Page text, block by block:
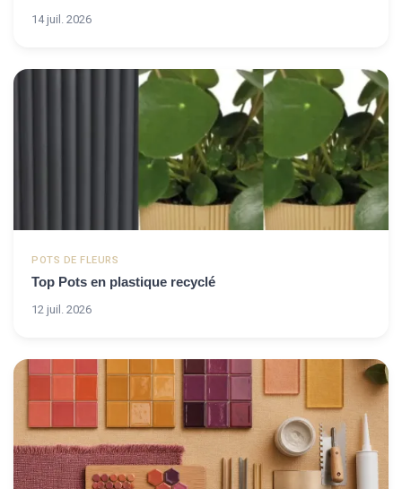
14 juil. 2026
POTS DE FLEURS
Top Pots en plastique recyclé
12 juil. 2026